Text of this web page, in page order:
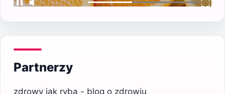
Partnerzy
zdrowy jak ryba - blog o zdrowiu